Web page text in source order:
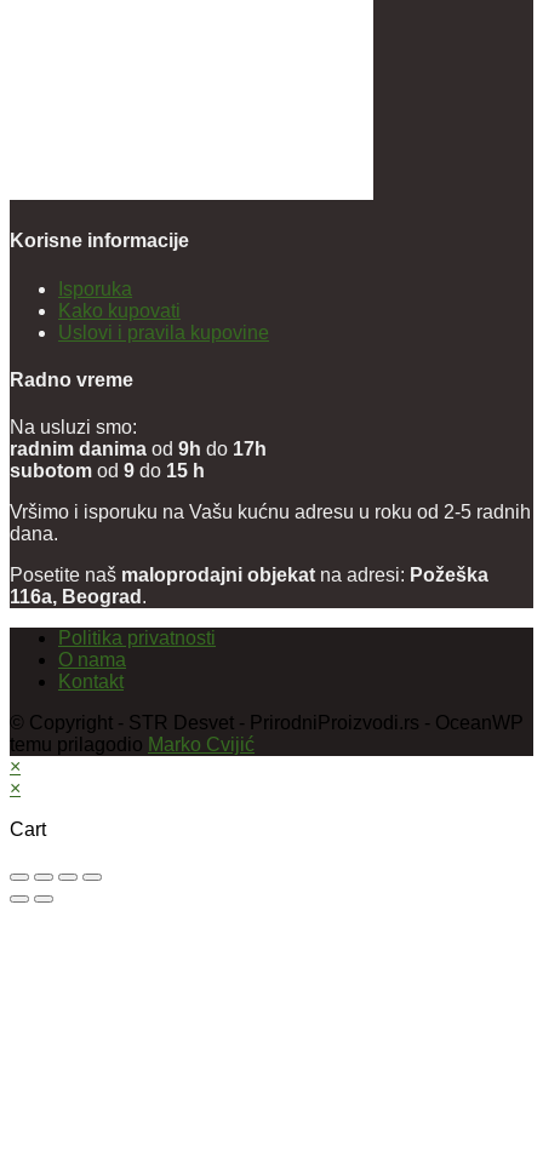
Korisne informacije
Isporuka
Kako kupovati
Uslovi i pravila kupovine
Radno vreme
Na usluzi smo:
radnim danima od 9h do 17h
subotom od 9 do 15 h
Vršimo i isporuku na Vašu kućnu adresu u roku od 2-5 radnih
dana.
Posetite naš maloprodajni objekat na adresi: Požeška
116a, Beograd .
Politika privatnosti
O nama
Kontakt
© Copyright - STR Desvet - PrirodniProizvodi.rs - OceanWP
temu prilagodio Marko Cvijić
×
×
Cart